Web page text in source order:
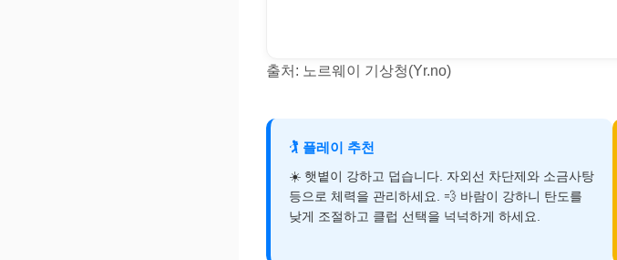
출처: 노르웨이 기상청(Yr.no)
🏌️ 플레이 추천
☀️ 햇볕이 강하고 덥습니다. 자외선 차단제와 소금사탕
등으로 체력을 관리하세요. 💨 바람이 강하니 탄도를
낮게 조절하고 클럽 선택을 넉넉하게 하세요.